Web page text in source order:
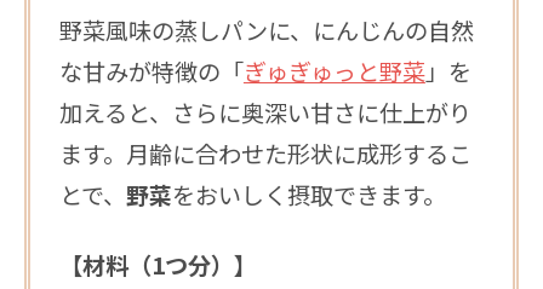
野菜風味の蒸しパンに、にんじんの自然
な甘みが特徴の「ぎゅぎゅっと野菜」を
加えると、さらに奥深い甘さに仕上がり
ます。月齢に合わせた形状に成形するこ
とで、 野菜をおいしく摂取できます。
【材料（1つ分）】